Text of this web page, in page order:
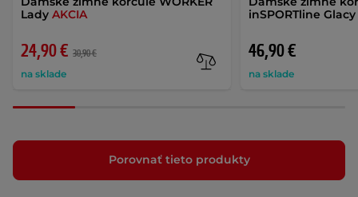
Lady AKCIA
24,90 € 30,90 €
na sklade
inSPORTline Glacy
46,90 €
na sklade
Porovnať tieto produkty